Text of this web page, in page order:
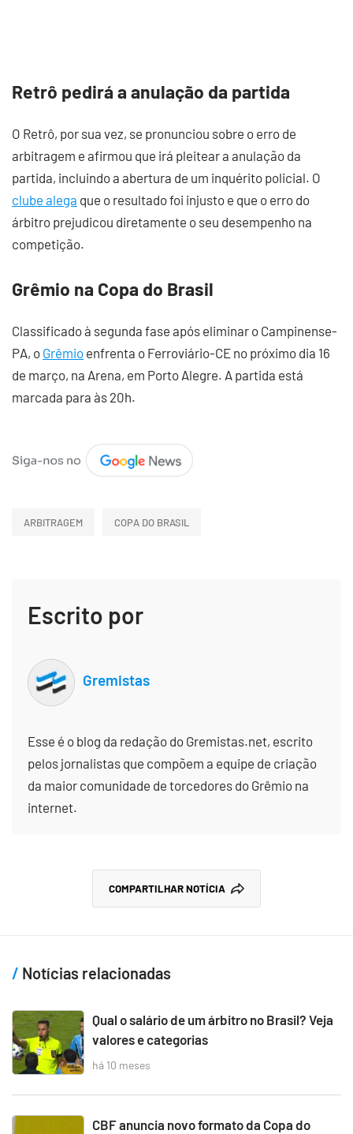
Retrô pedirá a anulação da partida
O Retrô, por sua vez, se pronunciou sobre o erro de
arbitragem e afirmou que irá pleitear a anulação da
partida, incluindo a abertura de um inquérito policial. O
clube alega que o resultado foi injusto e que o erro do
árbitro prejudicou diretamente o seu desempenho na
competição.
Grêmio na Copa do Brasil
Classificado à segunda fase após eliminar o Campinense-
PA, o Grêmio enfrenta o Ferroviário-CE no próximo dia 16
de março, na Arena, em Porto Alegre. A partida está
marcada para às 20h.
ARBITRAGEM COPA DO BRASIL
Escrito por
Gremistas
Esse é o blog da redação do Gremistas.net, escrito
pelos jornalistas que compõem a equipe de criação
da maior comunidade de torcedores do Grêmio na
internet.
COMPARTILHAR NOTÍCIA
Notícias relacionadas
Qual o salário de um árbitro no Brasil? Veja
valores e categorias
há 10 meses
CBF anuncia novo formato da Copa do